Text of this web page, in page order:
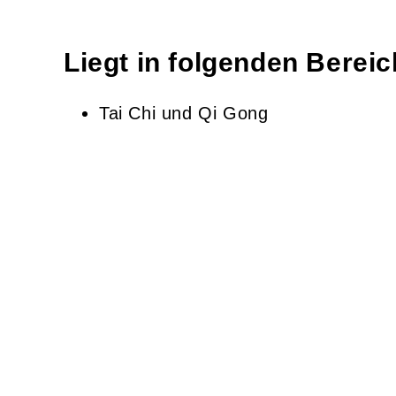
Liegt in folgenden
Tai Chi und Qi Gong